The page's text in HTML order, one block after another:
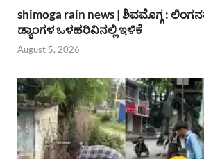
shimoga rain news | ಶಿವಮೊಗ್ಗ :
ಡ್ಯಾಂಗಳ ಒಳಹರಿವಿನಲ್ಲಿ ಇಳಿಕೆ
August 5, 2026